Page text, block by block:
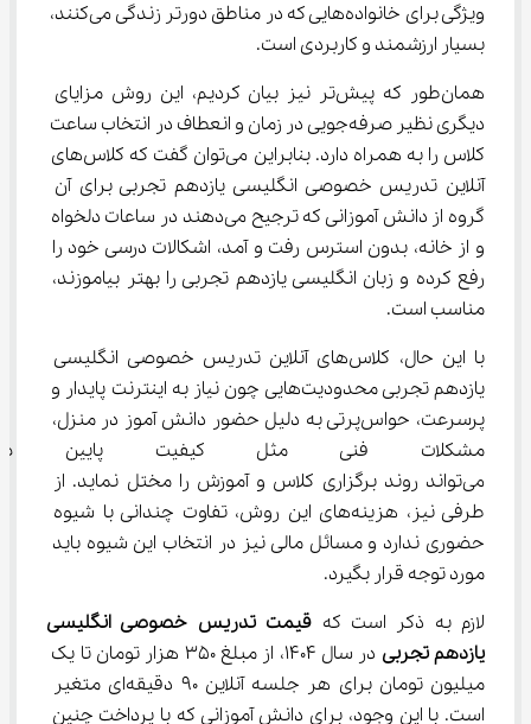
ویژگی برای خانواده‌هایی که در مناطق دورتر زندگی می‌کنند،
بسیار ارزشمند و کاربردی است.
همان‌طور که پیش‌تر نیز بیان کردیم، این روش مزایای
دیگری نظیر صرفه‌جویی در زمان و انعطاف در انتخاب ساعت
کلاس را به همراه دارد. بنابراین می‌توان گفت که کلاس‌های
آنلاین تدریس خصوصی انگلیسی یازدهم تجربی برای آن
گروه از دانش آموزانی که ترجیح می‌دهند در ساعات دلخواه
و از خانه، بدون استرس رفت و آمد، اشکالات درسی خود را
رفع کرده و زبان انگلیسی یازدهم تجربی را بهتر بیاموزند،
مناسب است.
با این حال، کلاس‌های آنلاین تدریس خصوصی انگلیسی
یازدهم تجربی محدودیت‌هایی چون نیاز به اینترنت پایدار و
پرسرعت، حواس‌پرتی به دلیل حضور دانش آموز در منزل،
مشکلات فنی مثل کیفیت
می‌تواند روند برگزاری کلاس و آموزش را مختل نماید. از
طرفی نیز، هزینه‌های این روش، تفاوت چندانی با شیوه
حضوری ندارد و مسائل مالی نیز در انتخاب این شیوه باید
مورد توجه قرار بگیرد.
لازم به ذکر است که قیمت تدریس خصوصی انگلیسی
یازدهمتجربی
در سال 1404، از مبلغ 350 هزار تومان تا یک
میلیون تومان برای هر جلسه آنلاین 90 دقیقه‌ای متغیر
است. با این وجود، برای دانش آموزانی که با پرداخت چنین